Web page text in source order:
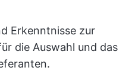
Erkenntnisse zur
die Auswahl und das